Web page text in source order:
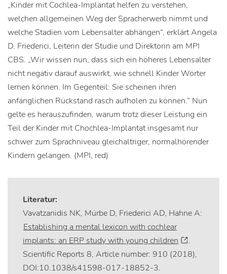
„Kinder mit Cochlea-Implantat helfen zu verstehen,
welchen allgemeinen Weg der Spracherwerb nimmt und
welche Stadien vom Lebensalter abhängen“, erklärt Angela
D. Friederici, Leiterin der Studie und Direktorin am MPI
CBS. „Wir wissen nun, dass sich ein höheres Lebensalter
nicht negativ darauf auswirkt, wie schnell Kinder Wörter
lernen können. Im Gegenteil: Sie scheinen ihren
anfänglichen Rückstand rasch aufholen zu können.“ Nun
gelte es herauszufinden, warum trotz dieser Leistung ein
Teil der Kinder mit Chochlea-Implantat insgesamt nur
schwer zum Sprachniveau gleichaltriger, normalhörender
Kindern gelangen. (MPI, red)
Literatur:
Vavatzanidis NK, Mürbe D, Friederici AD, Hahne A:
Establishing a mental lexicon with cochlear
implants: an ERP study with young children
.
Scientific Reports 8, Article number: 910 (2018),
DOI:10.1038/s41598-017-18852-3.